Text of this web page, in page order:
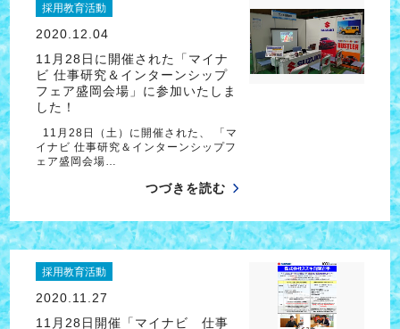
採用教育活動
2020.12.04
11月28日に開催された「マイナ
ビ 仕事研究＆インターンシップ
フェア盛岡会場」に参加いたしま
した！
11月28日（土）に開催された、 「マ
イナビ 仕事研究＆インターンシップフ
ェア盛岡会場…
つづきを読む
採用教育活動
2020.11.27
11月28日開催「マイナビ 仕事